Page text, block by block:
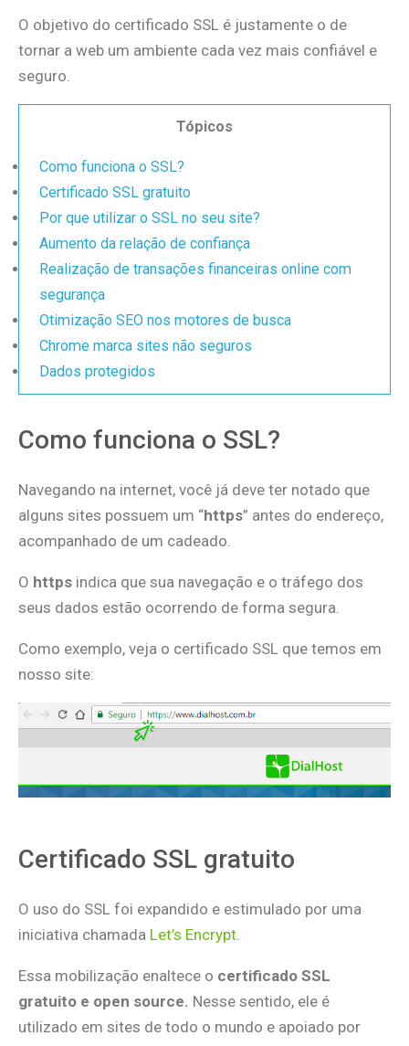
O objetivo do certificado SSL é justamente o de
tornar a web um ambiente cada vez mais confiável e
seguro.
Tópicos
Como funciona o SSL?
Certificado SSL gratuito
Por que utilizar o SSL no seu site?
Aumento da relação de confiança
Realização de transações financeiras online com
segurança
Otimização SEO nos motores de busca
Chrome marca sites não seguros
Dados protegidos
Como funciona o SSL?
Navegando na internet, você já deve ter notado que
alguns sites possuem um “https” antes do endereço,
acompanhado de um cadeado.
O https indica que sua navegação e o tráfego dos
seus dados estão ocorrendo de forma segura.
Como exemplo, veja o certificado SSL que temos em
nosso site:
Certificado SSL gratuito
O uso do SSL foi expandido e estimulado por uma
iniciativa chamada Let’s Encrypt
Essa mobilização enaltece o certificado SSL
gratuito e open source. Nesse sentido, ele é
utilizado em sites de todo o mundo e apoiado por